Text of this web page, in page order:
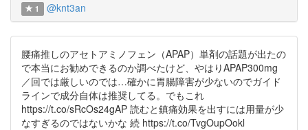
1 @knt3an
腰痛推しのアセトアミノフェン（APAP）単剤の話題が出たの
で本当にお勧めできるのか調べたけど、やはりAPAP300mg
／回では厳しいのでは…確かに胃腸障害が少ないのでガイド
ラインで成分自体は推奨してる。でもこれ
https://t.co/sRcOs24gAP 読むと鎮痛効果を出すには用量が少
なすぎるのではないかな 続 https://t.co/TvgOupOokl